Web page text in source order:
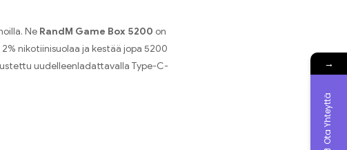
Ne RandM Game Box 5200 on
nikotiinisuolaa ja kestää jopa 5200
uudelleenladattavalla Type-C-
→
Ota Yhteyttä